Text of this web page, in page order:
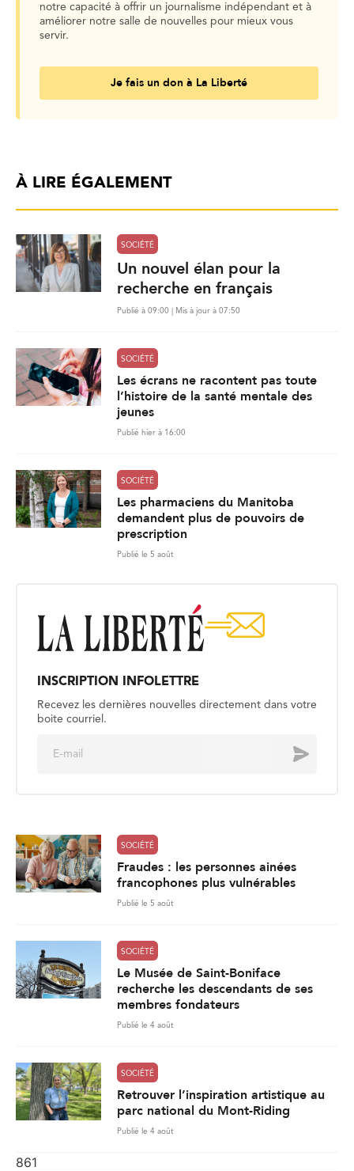
notre capacité à offrir un journalisme indépendant et à
améliorer notre salle de nouvelles pour mieux vous
servir.
Je fais un don à La Liberté
À LIRE ÉGALEMENT
SOCIÉTÉ
Un nouvel élan pour la
recherche en français
Publié à 09:00 | Mis à jour à 07:50
SOCIÉTÉ
Les écrans ne racontent pas toute
l’histoire de la santé mentale des
jeunes
Publié hier à 16:00
SOCIÉTÉ
Les pharmaciens du Manitoba
demandent plus de pouvoirs de
prescription
Publié le 5 août
INSCRIPTION INFOLETTRE
Recevez les dernières nouvelles directement dans votre
boite courriel.
Envoyer
SOCIÉTÉ
Fraudes : les personnes ainées
francophones plus vulnérables
Publié le 5 août
SOCIÉTÉ
Le Musée de Saint-Boniface
recherche les descendants de ses
membres fondateurs
Publié le 4 août
SOCIÉTÉ
Retrouver l’inspiration artistique au
parc national du Mont-Riding
Publié le 4 août
861